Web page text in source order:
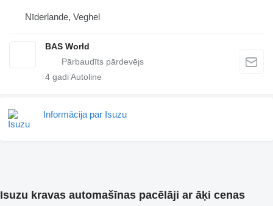
Nīderlande, Veghel
BAS World
4 gadi Autoline
Informācija par Isuzu
Isuzu kravas automašīnas pacēlāji ar āķi cenas